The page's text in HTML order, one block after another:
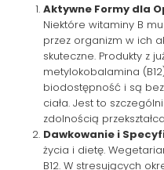
Aktywne Formy dla
Niektóre witaminy B
przez organizm w ich
skuteczne. Produkty z
metylokobalamina
biodostępność i są
ciała. Jest to
zdolnością
Dawkowanie i
życia i dietę.
B12. W stresujących